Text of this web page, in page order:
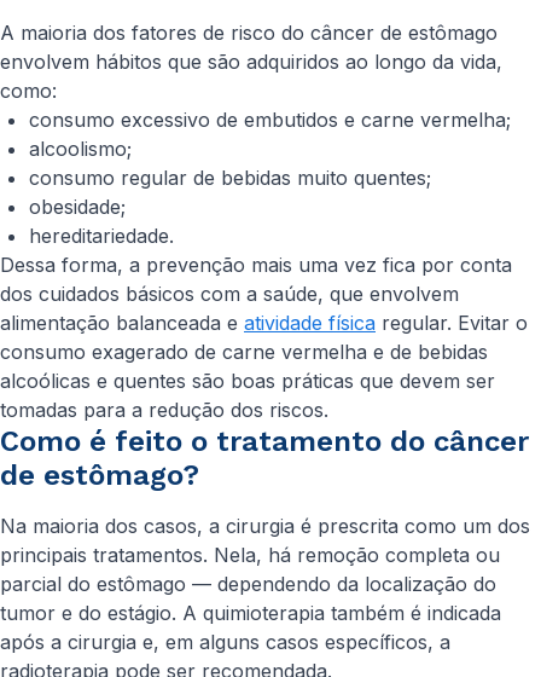
A maioria dos fatores de risco do câncer de estômago
envolvem hábitos que são adquiridos ao longo da vida,
como:
consumo excessivo de embutidos e carne vermelha;
alcoolismo;
consumo regular de bebidas muito quentes;
obesidade;
hereditariedade.
Dessa forma, a prevenção mais uma vez fica por conta
dos cuidados básicos com a saúde, que envolvem
alimentação balanceada e atividade física regular. Evitar o
consumo exagerado de carne vermelha e de bebidas
alcoólicas e quentes são boas práticas que devem ser
tomadas para a redução dos riscos.
Como é feito o tratamento do câncer
de estômago?
Na maioria dos casos, a cirurgia é prescrita como um dos
principais tratamentos. Nela, há remoção completa ou
parcial do estômago — dependendo da localização do
tumor e do estágio. A quimioterapia também é indicada
após a cirurgia e, em alguns casos específicos, a
radioterapia pode ser recomendada.